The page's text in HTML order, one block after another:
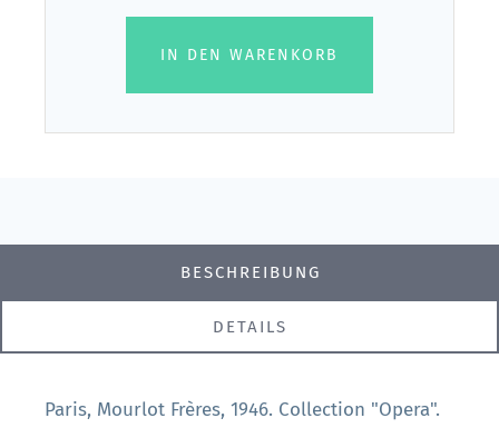
IN DEN WARENKORB
BESCHREIBUNG
DETAILS
Paris, Mourlot Frères, 1946. Collection "Opera".